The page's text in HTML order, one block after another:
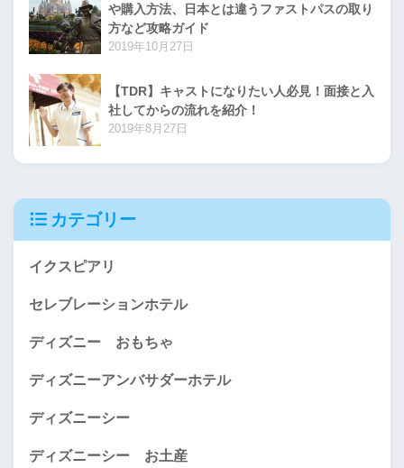
や購入方法、日本とは違うファストパスの取り
方など攻略ガイド
2019年10月27日
【TDR】キャストになりたい人必見！面接と入
社してからの流れを紹介！
2019年8月27日
カテゴリー
イクスピアリ
セレブレーションホテル
ディズニー おもちゃ
ディズニーアンバサダーホテル
ディズニーシー
ディズニーシー お土産